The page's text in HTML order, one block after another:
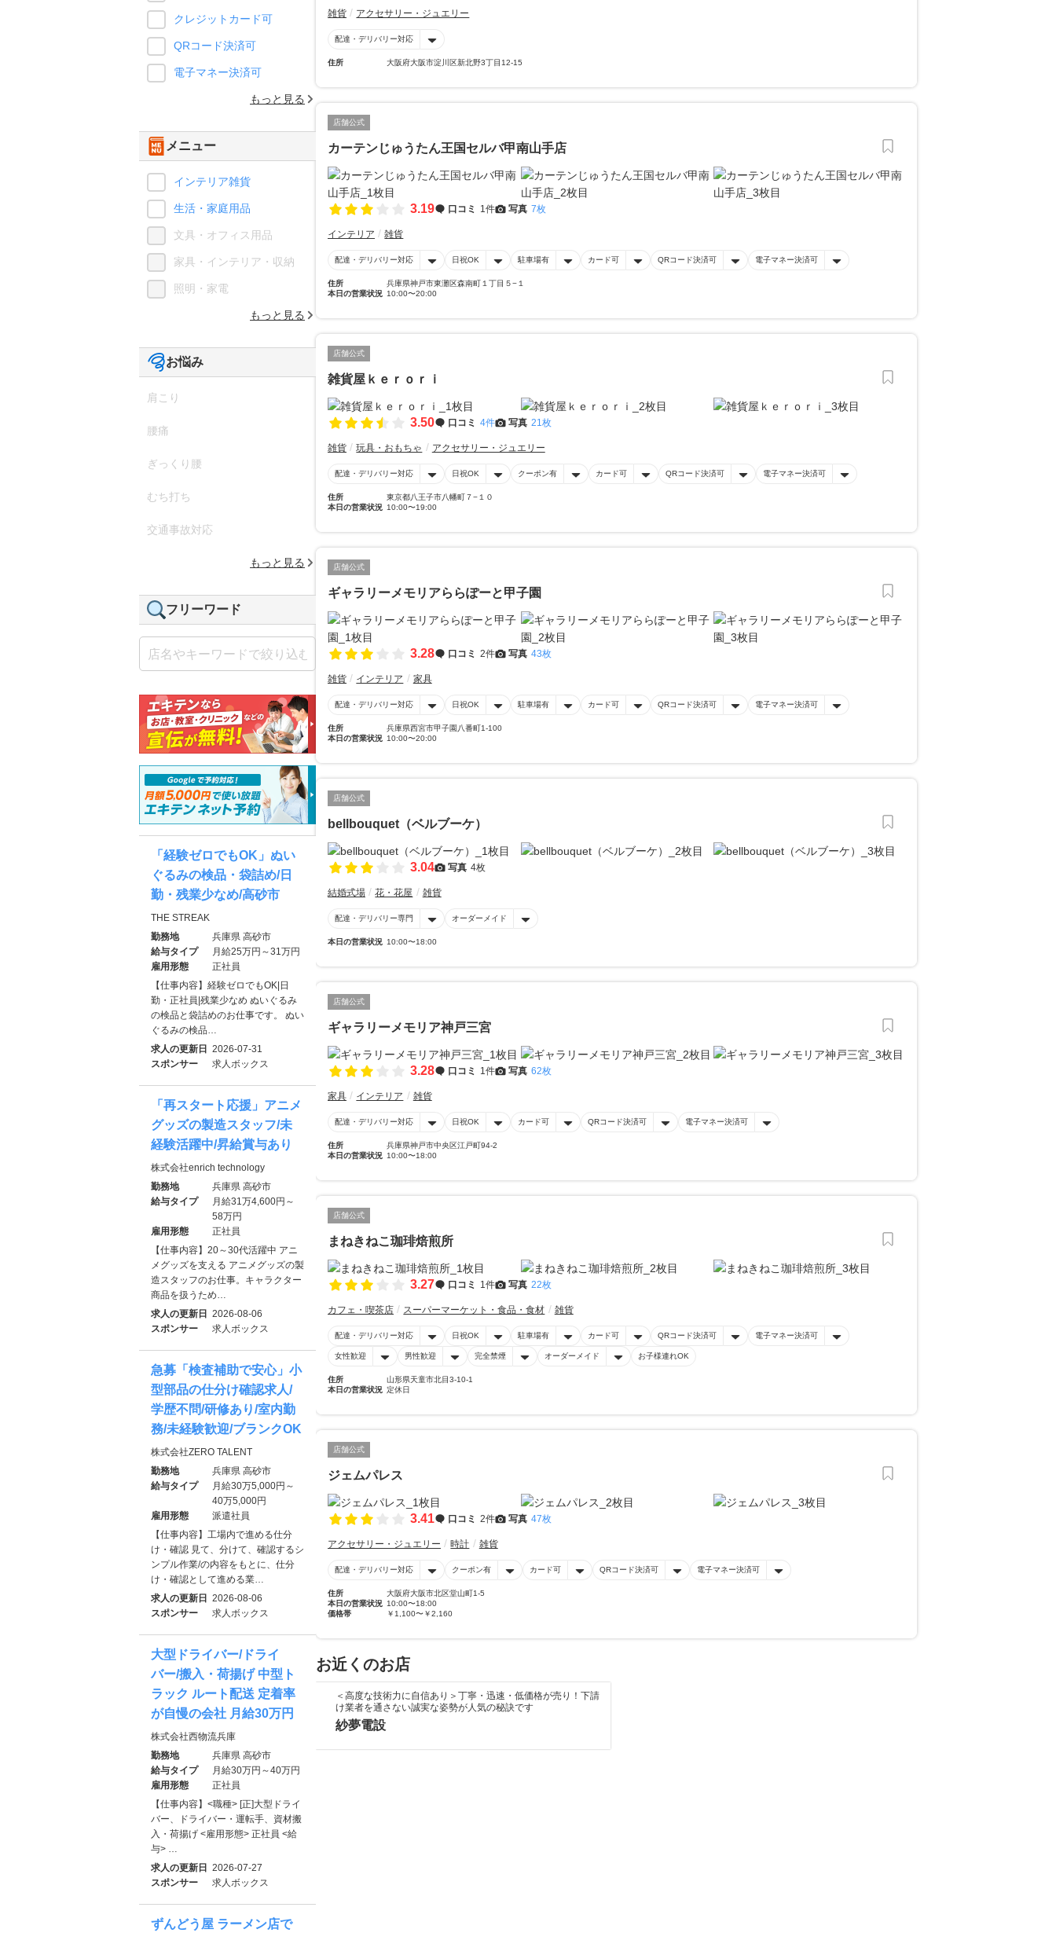
雑貨 アクセサリー・ジュエリー
配達・デリバリー対応
住所 大阪府大阪市淀川区新北野3丁目12-15
店舗公式
カーテンじゅうたん王国セルバ甲南山手店
3.19 口コミ 1件 写真 7枚
インテリア 雑貨
配達・デリバリー対応 日祝OK 駐車場有 カード可 QRコード決済可 電子マネー決済可
住所
兵庫県神戸市東灘区森南町１丁目５−１
本日の営業状況 10:00〜20:00
店舗公式
雑貨屋ｋｅｒｏｒｉ
3.50 口コミ 4件 写真 21枚
雑貨 玩具・おもちゃ アクセサリー・ジュエリー
配達・デリバリー対応 日祝OK クーポン有 カード可 QRコード決済可 電子マネー決済可
住所
東京都八王子市八幡町７−１０
本日の営業状況 10:00〜19:00
店舗公式
ギャラリーメモリアららぽーと甲子園
3.28 口コミ 2件 写真 43枚
雑貨 インテリア 家具
配達・デリバリー対応 日祝OK 駐車場有 カード可 QRコード決済可 電子マネー決済可
住所
兵庫県西宮市甲子園八番町1-100
本日の営業状況 10:00〜20:00
店舗公式
bellbouquet（ベルブーケ）
3.04 写真 4枚
結婚式場 花・花屋 雑貨
配達・デリバリー専門 オーダーメイド
本日の営業状況 10:00〜18:00
店舗公式
ギャラリーメモリア神戸三宮
3.28 口コミ 1件 写真 62枚
家具 インテリア 雑貨
配達・デリバリー対応 日祝OK カード可 QRコード決済可 電子マネー決済可
住所
兵庫県神戸市中央区江戸町94-2
本日の営業状況 10:00〜18:00
店舗公式
まねきねこ珈琲焙煎所
3.27 口コミ 1件 写真 22枚
カフェ・喫茶店 スーパーマーケット・食品・食材 雑貨
配達・デリバリー対応 日祝OK 駐車場有 カード可 QRコード決済可 電子マネー決済可
女性歓迎 男性歓迎 完全禁煙 オーダーメイド お子様連れOK
住所
山形県天童市北目3-10-1
本日の営業状況 定休日
店舗公式
ジェムパレス
3.41 口コミ 2件 写真 47枚
アクセサリー・ジュエリー 時計 雑貨
配達・デリバリー対応 クーポン有 カード可 QRコード決済可 電子マネー決済可
住所
大阪府大阪市北区堂山町1-5
本日の営業状況 10:00〜18:00
価格帯
￥1,100〜￥2,160
お近くのお店
＜高度な技術力に自信あり＞丁寧・迅速・低価格が売り！下請
け業者を通さない誠実な姿勢が人気の秘訣です
紗夢電設
クレジットカード可
QRコード決済可
電子マネー決済可
もっと見る
メニュー
インテリア雑貨
生活・家庭用品
文具・オフィス用品
家具・インテリア・収納
照明・家電
もっと見る
お悩み
肩こり
腰痛
ぎっくり腰
むち打ち
交通事故対応
もっと見る
フリーワード
「経験ゼロでもOK」ぬい
ぐるみの検品・袋詰め/日
勤・残業少なめ/高砂市
THE STREAK
勤務地
兵庫県 高砂市
給与タイプ
月給25万円～31万円
雇用形態
正社員
【仕事内容】経験ゼロでもOK|日
勤・正社員|残業少なめ ぬいぐるみ
の検品と袋詰めのお仕事です。 ぬい
ぐるみの検品…
求人の更新日
2026-07-31
スポンサー
求人ボックス
「再スタート応援」アニメ
グッズの製造スタッフ/未
経験活躍中/昇給賞与あり
株式会社enrich technology
勤務地
兵庫県 高砂市
給与タイプ
月給31万4,600円～
58万円
雇用形態
正社員
【仕事内容】20～30代活躍中 アニ
メグッズを支える アニメグッズの製
造スタッフのお仕事。キャラクター
商品を扱うため…
求人の更新日
2026-08-06
スポンサー
求人ボックス
急募「検査補助で安心」小
型部品の仕分け確認求人/
学歴不問/研修あり/室内勤
務/未経験歓迎/ブランクOK
株式会社ZERO TALENT
勤務地
兵庫県 高砂市
給与タイプ
月給30万5,000円～
40万5,000円
雇用形態
派遣社員
【仕事内容】工場内で進める仕分
け・確認 見て、分けて、確認するシ
ンプル作業/の内容をもとに、仕分
け・確認として進める業…
求人の更新日
2026-08-06
スポンサー
求人ボックス
大型ドライバー/ドライ
バー/搬入・荷揚げ 中型ト
ラック ルート配送 定着率
が自慢の会社 月給30万円
株式会社西物流兵庫
勤務地
兵庫県 高砂市
給与タイプ
月給30万円～40万円
雇用形態
正社員
【仕事内容】<職種> [正]大型ドライ
バー、ドライバー・運転手、資材搬
入・荷揚げ <雇用形態> 正社員 <給
与> …
求人の更新日
2026-07-27
スポンサー
求人ボックス
ずんどう屋 ラーメン店で